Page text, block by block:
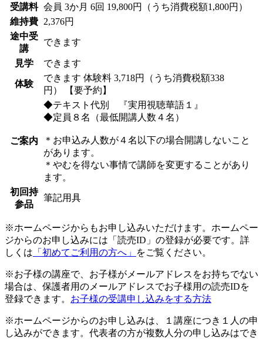
受講料 会員 3か月 6回 19,800円（うち消費税額1,800円）
維持費
2,376円
途中受
講
できます
見学 できます
体験
できます 体験料 3,718円（うち消費税額338
円）
【要予約】
ご案内
◆テキスト代別 『実用視聴華語１』
◆定員８名（最低開講人数４名）
＊お申込み人数が４名以下の場合開講しないこと
があります。
＊やむを得ない事情で講師を変更することがあり
ます。
初回持
参品
筆記用具
※ホームページからもお申し込みいただけます。ホームペー
ジからのお申し込みには「読売ID」の登録が必要です。詳
しくは 「初めてご利用の方へ」 をご覧ください。
※お子様の講座で、お子様がメールアドレスをお持ちでない
場合は、保護者用のメールアドレスでお子様用の読売IDを
登録できます。 お子様の受講申し込みをする方法
※ホームページからのお申し込みは、１講座につき１人の申
し込みができます。代表者の方が複数人分の申し込みはでき